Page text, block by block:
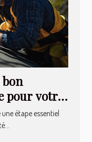
pour votre
étape essentiel